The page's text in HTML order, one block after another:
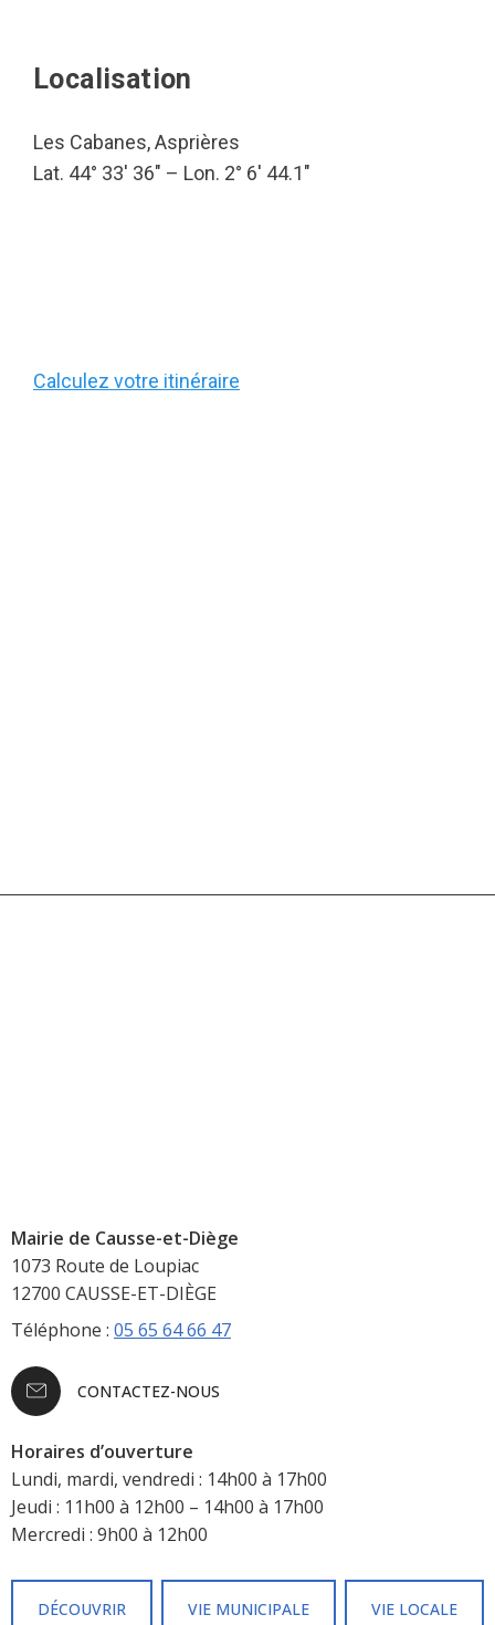
Localisation
Les Cabanes, Asprières
Lat. 44° 33′ 36″ – Lon. 2° 6′ 44.1″
Calculez votre itinéraire
Mairie de Causse-et-Diège
1073 Route de Loupiac
12700 CAUSSE-ET-DIÈGE
Téléphone : 05 65 64 66 47
CONTACTEZ-NOUS
Horaires d’ouverture
Lundi, mardi, vendredi : 14h00 à 17h00
Jeudi : 11h00 à 12h00 – 14h00 à 17h00
Mercredi : 9h00 à 12h00
DÉCOUVRIR VIE MUNICIPALE VIE LOCALE